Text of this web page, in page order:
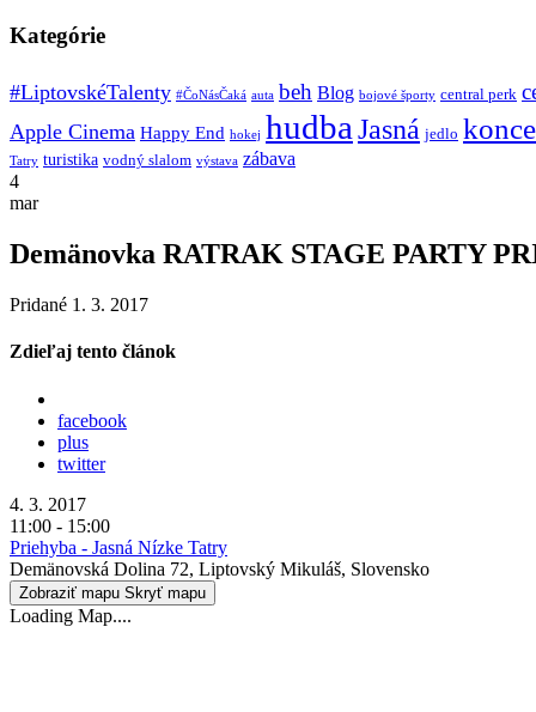
Kategórie
#LiptovskéTalenty #ČoNásČaká auta beh Blog bojové športy central perk
Apple Cinema Happy End hokej hudba Jasná jedlo
Tatry turistika vodný slalom výstava zábava
4
mar
Demänovka RATRAK STAGE PARTY
Pridané 1. 3. 2017
Zdieľaj tento článok
facebook
plus
twitter
4. 3. 2017
11:00 - 15:00
Priehyba - Jasná Nízke Tatry
Demänovská Dolina 72, Liptovský Mikuláš, Slovensko
Zobraziť mapu Skryť mapu
Loading Map....